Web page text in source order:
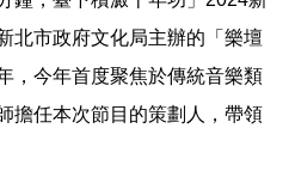
北市政府文化局主辦的「樂壇
，今年首度聚焦於傳統音樂類
擔任本次節目的策劃人，帶領